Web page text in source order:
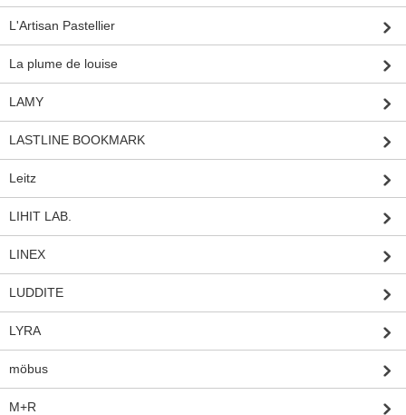
L'Artisan Pastellier
La plume de louise
LAMY
LASTLINE BOOKMARK
Leitz
LIHIT LAB.
LINEX
LUDDITE
LYRA
möbus
M+R